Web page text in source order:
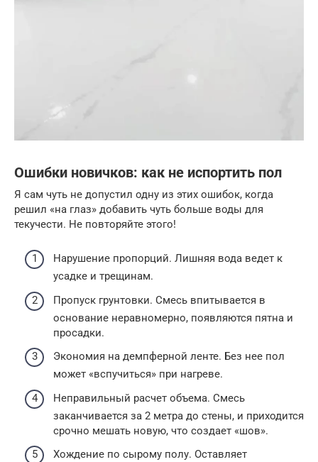
Ошибки новичков: как не испортить пол
Я сам чуть не допустил одну из этих ошибок, когда
решил «на глаз» добавить чуть больше воды для
текучести. Не повторяйте этого!
Нарушение пропорций. Лишняя вода ведет к
усадке и трещинам.
Пропуск грунтовки. Смесь впитывается в
основание неравномерно, появляются пятна и
просадки.
Экономия на демпферной ленте. Без нее пол
может «вспучиться» при нагреве.
Неправильный расчет объема. Смесь
заканчивается за 2 метра до стены, и приходится
срочно мешать новую, что создает «шов».
Хождение по сырому полу. Оставляет